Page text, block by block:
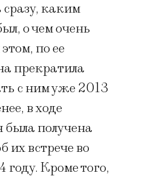
каким
о чем очень
по ее
прекратила
с ним уже 2013
в ходе
была получена
их встрече во
году. Кроме того,